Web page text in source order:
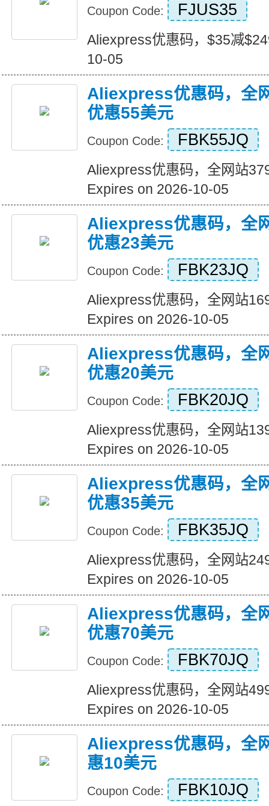
Coupon Code: FJUS35
Aliexpress优惠码，$35减
10-05
Aliexpress优惠码，全
优惠55美元
Coupon Code: FBK55JQ
Aliexpress优惠码，全网站
Expires on 2026-10-05
Aliexpress优惠码，全
优惠23美元
Coupon Code: FBK23JQ
Aliexpress优惠码，全网站
Expires on 2026-10-05
Aliexpress优惠码，全
优惠20美元
Coupon Code: FBK20JQ
Aliexpress优惠码，全网站
Expires on 2026-10-05
Aliexpress优惠码，全
优惠35美元
Coupon Code: FBK35JQ
Aliexpress优惠码，全网站
Expires on 2026-10-05
Aliexpress优惠码，全
优惠70美元
Coupon Code: FBK70JQ
Aliexpress优惠码，全网站
Expires on 2026-10-05
Aliexpress优惠码，全
惠10美元
Coupon Code: FBK10JQ